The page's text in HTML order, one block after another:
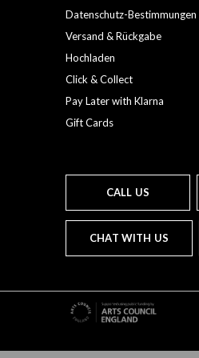
Datenschutz-Bestimmungen
Versand & Rückgabe
Hochladen
Click & Collect
Pay Later with Klarna
Gift Cards
CALL US
CHAT WITH US